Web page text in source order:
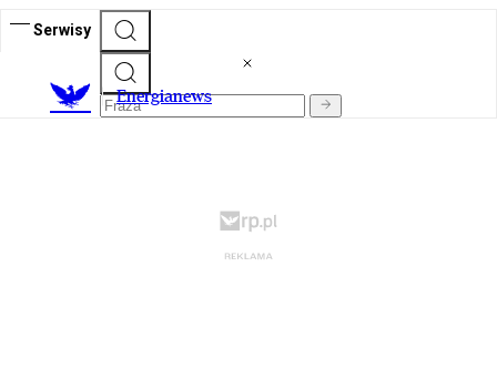
Serwisy
Energianews